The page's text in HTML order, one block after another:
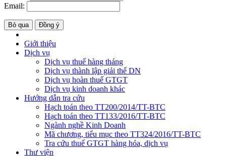
Email:
Bỏ qua Đồng ý
Giới thiệu
Dịch vụ
Dịch vụ thuế hàng tháng
Dịch vụ thành lập giải thể DN
Dịch vụ hoàn thuế GTGT
Dịch vụ kinh doanh khác
Hướng dẫn tra cứu
Hạch toán theo TT200/2014/TT-BTC
Hạch toán theo TT133/2016/TT-BTC
Ngành nghề Kinh Doanh
Mã chương, tiểu mục theo TT324/2016/TT-BTC
Tra cứu thuế GTGT hàng hóa, dịch vụ
Thư viện